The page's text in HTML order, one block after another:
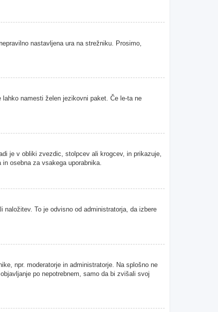
nastavljena ura na strežniku. Prosimo,
namesti želen jezikovni paket. Če le-ta ne
je v obliki zvezdic, stolpcev ali krogcev, in prikazuje,
osebna za vsakega uporabnika.
naložitev. To je odvisno od administratorja, da izbere
npr. moderatorje in administratorje. Na splošno ne
po nepotrebnem, samo da bi zvišali svoj